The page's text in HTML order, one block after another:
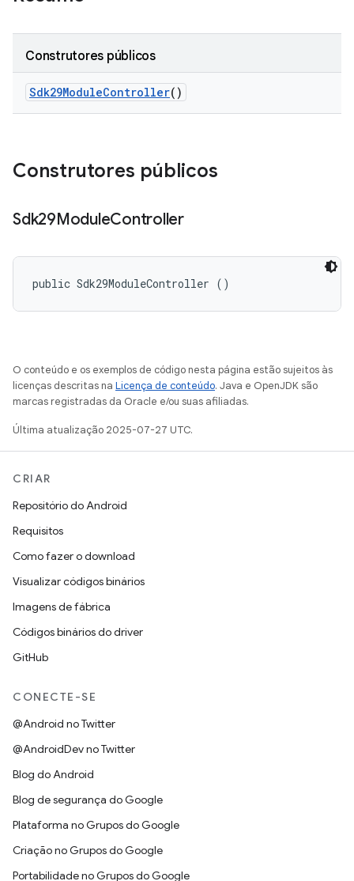
Construtores públicos
Sdk29ModuleController()
Construtores públicos
Sdk29ModuleController
public Sdk29ModuleController ()
O conteúdo e os exemplos de código nesta página estão sujeitos às
licenças descritas na Licença de conteúdo. Java e OpenJDK são
marcas registradas da Oracle e/ou suas afiliadas.
Última atualização 2025-07-27 UTC.
CRIAR
Repositório do Android
Requisitos
Como fazer o download
Visualizar códigos binários
Imagens de fábrica
Códigos binários do driver
GitHub
CONECTE-SE
@Android no Twitter
@AndroidDev no Twitter
Blog do Android
Blog de segurança do Google
Plataforma no Grupos do Google
Criação no Grupos do Google
Portabilidade no Grupos do Google